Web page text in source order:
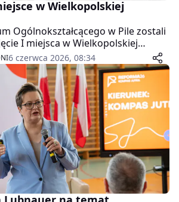
w Wielkopolskiej
Ogólnokształcącego w Pile zostali
I miejsca w Wielkopolskiej
matematyki. To efekt wielu
pracy, zaangażowania oraz
6 czerwca 2026, 08:34